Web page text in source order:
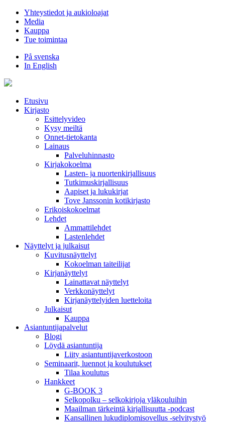
Hyppää
sisältöön
Yhteystiedot ja aukioloajat
Media
Kauppa
Tue toimintaa
På svenska
In English
Etusivu
Kirjasto
Esittelyvideo
Kysy meiltä
Onnet-tietokanta
Lainaus
Palveluhinnasto
Kirjakokoelma
Lasten- ja nuortenkirjallisuus
Tutkimuskirjallisuus
Aapiset ja lukukirjat
Tove Janssonin kotikirjasto
Erikoiskokoelmat
Lehdet
Ammattilehdet
Lastenlehdet
Näyttelyt ja julkaisut
Kuvitusnäyttelyt
Kokoelman taiteilijat
Kirjanäyttelyt
Lainattavat näyttelyt
Verkkonäyttelyt
Kirjanäyttelyiden luetteloita
Julkaisut
Kauppa
Asiantuntija­palvelut
Blogi
Löydä asiantuntija
Liity asiantuntijaverkostoon
Seminaarit, luennot ja koulutukset
Tilaa koulutus
Hankkeet
G-BOOK 3
Selkopolku – selkokirjoja yläkouluihin
Maailman tärkeintä kirjallisuutta -podcast
Kansallinen lukudiplomisovellus -selvitystyö